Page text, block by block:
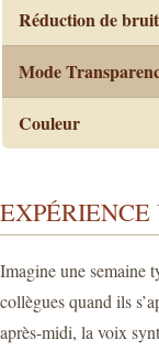
Réduction de bruit
Mode
Couleur
Imagine une semaine
collègues quand ils
après-midi, la voix